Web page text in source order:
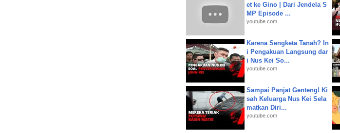
et ke Gino | Dari Jendela S
MP Episode ...
youtube.com
Karena Sengketa Tanah? In
i Pengakuan Langsung dar
i Nus Kei So...
youtube.com
Sampai Panjat Genteng! Ki
sah Keluarga Nus Kei Sela
matkan Diri...
youtube.com